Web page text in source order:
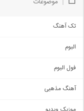
تک آهنگ
اجتماعی
حماسی
البوم
فول البوم
آهنگ مذهبی